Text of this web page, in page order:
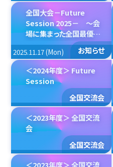
全国大会－Future
Session 2025－ ～会
場に集まった全国最優秀
チームの生徒から皆さん
へのメッセージ～
2025.11.17 (Mon) お知らせ
＜2024年度＞ Future
Session
2025.9.12 (Fri)
全国交流会
＜2023年度＞ 全国交流
会
2025.9.12 (Fri)
全国交流会
＜2023年度＞ 全国交流